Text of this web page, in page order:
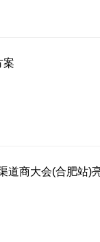
案
道商大会(合肥站)